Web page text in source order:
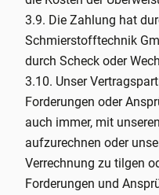
3.9. Die Zahlung hat
Schmierstofftechnik
durch Scheck oder
3.10. Unser
Forderungen oder
auch immer, mit
aufzurechnen oder
Verrechnung zu tilgen
Forderungen und